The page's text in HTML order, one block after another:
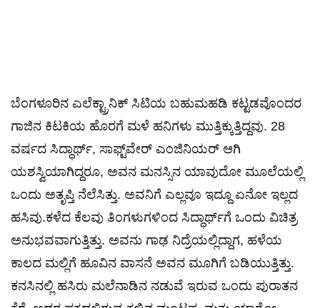
ಬೆಂಗಳೂರಿನ ಎಲೆಕ್ಟ್ರಾನಿಕ್ ಸಿಟಿಯ ಬಹುಮಹಡಿ ಕಟ್ಟಡವೊಂದರ
ಗಾಜಿನ ಕಿಟಕಿಯ ಹೊರಗೆ ಮಳೆ ಹನಿಗಳು ಮುತ್ತಿಕ್ಕುತ್ತಿದ್ದವು. 28
ವರ್ಷದ ಸಿದ್ಧಾರ್ಥ್, ಸಾಫ್ಟ್‌ವೇರ್ ಎಂಜಿನಿಯರ್ ಆಗಿ
ಯಶಸ್ವಿಯಾಗಿದ್ದರೂ, ಅವನ ಮನಸ್ಸಿನ ಯಾವುದೋ ಮೂಲೆಯಲ್ಲಿ
ಒಂದು ಅತೃಪ್ತಿ ನೆಲೆಸಿತ್ತು. ಅವನಿಗೆ ಎಲ್ಲವೂ ಇದ್ದೂ ಏನೋ ಇಲ್ಲದ
ಹಸಿವು.ಕಳೆದ ಕೆಲವು ತಿಂಗಳುಗಳಿಂದ ಸಿದ್ಧಾರ್ಥ್‌ಗೆ ಒಂದು ವಿಚಿತ್ರ
ಅನುಭವವಾಗುತ್ತಿತ್ತು. ಅವನು ಗಾಢ ನಿದ್ರೆಯಲ್ಲಿದ್ದಾಗ, ಹಳೆಯ
ಕಾಲದ ಮಲ್ಲಿಗೆ ಹೂವಿನ ವಾಸನೆ ಅವನ ಮೂಗಿಗೆ ಬಡಿಯುತ್ತಿತ್ತು.
ಕನಸಿನಲ್ಲಿ ಹಸಿರು ಮಲೆನಾಡಿನ ನಡುವೆ ಇರುವ ಒಂದು ಪುರಾತನ